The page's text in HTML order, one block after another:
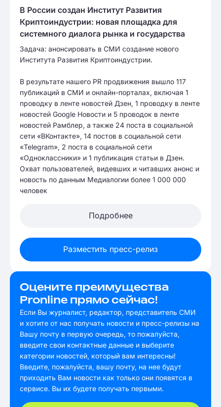
В России создан Институт Развития
Криптоиндустрии: новая площадка для
системного диалога рынка и государства
Задача: анонсировать в СМИ создание нового
Института Развития Криптоиндустрии.
В результате нашего PR продвижения вышло 117
публикаций в СМИ и онлайн-порталах, включая 1
проводку в ленте новостей Дзен, 1 проводку в ленте
новостей Google Новости и 5 проводок в ленте
новостей Рамблер, а также 24 поста в социальной
сети «ВКонтакте», 14 постов в социальной сети
«Telegram», 2 поста в социальной сети
«Одноклассники» и 1 публикация статьи в Дзен.
Охват пользователей, видевших и читавших анонс и
новость по данным Медиалогии более 1 000 000
человек
Подробнее
Разместить пресс-релиз
Оцените преимущества
Pronline прямо сейчас!
Если Вы журналист, редактор, представитель СМИ
и хотите от нас получать новости и пресс-релизы на
Вашу почту в первую очередь, то пожалуйста,
введите свои контактные данные и выберите
категории новостей, который вам интересны!
Введите, пожалуйста, вашу почту, на нее будут
приходить Вам новости как только они появятся в
сервисе. Вы их будете получать первыми.